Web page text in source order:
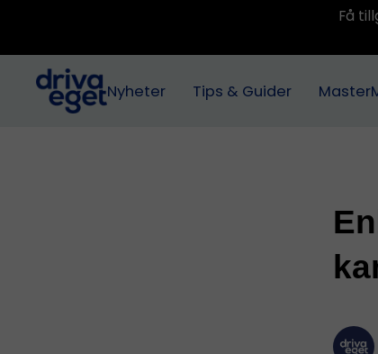
Få
Nyheter Tips & Guider